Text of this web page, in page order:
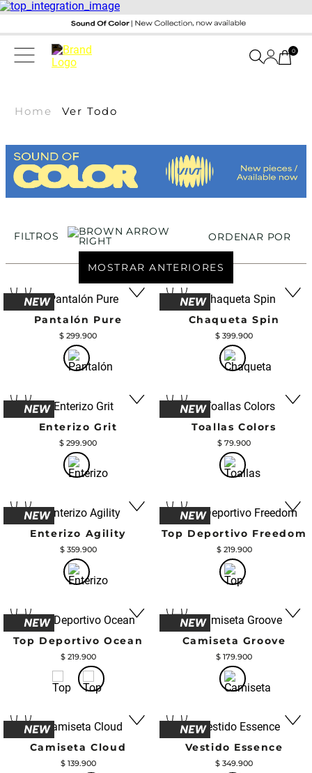
0
Home Ver Todo
FILTROS ORDENAR POR
MOSTRAR ANTERIORES
Pantalón Pure
$ 299.900
Chaqueta Spin
$ 399.900
Enterizo Grit
$ 299.900
Toallas Colors
$ 79.900
Enterizo Agility
$ 359.900
Top Deportivo Freedom
$ 219.900
Top Deportivo Ocean
$ 219.900
Camiseta Groove
$ 179.900
Camiseta Cloud
$ 139.900
Vestido Essence
$ 349.900